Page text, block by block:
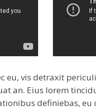
vis detraxit
an. Eius lorem
definiebas,